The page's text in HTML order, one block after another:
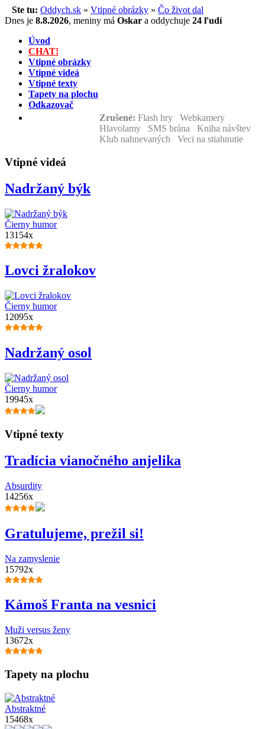
Ste tu: Oddych.sk » Vtipné obrázky » Čo život dal
Dnes je 8.8.2026, meniny má Oskar a oddychuje 24 ľudí
Úvod
CHAT!
Vtipné obrázky
Vtipné videá
Vtipné texty
Tapety na plochu
Odkazovač
Zrušené: Flash hry Webkamery
Hlavolamy SMS brána Kniha návštev
Klub nahnevaných Veci na stiahnutie
Vtipné videá
Nadržaný býk
Čierny humor
13154x
Lovci žralokov
Čierny humor
12095x
Nadržaný osol
Čierny humor
19945x
Vtipné texty
Tradícia vianočného anjelika
Absurdity
14256x
Gratulujeme, prežil si!
Na zamyslenie
15792x
Kámoš Franta na vesnici
Muži versus ženy
13672x
Tapety na plochu
Abstraktné
15468x